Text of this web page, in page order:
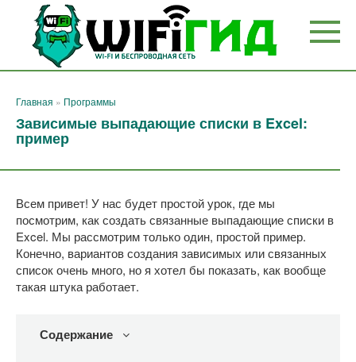
Перейти
контенту
Главная » Программы
Зависимые выпадающие списки в Excel:
пример
Всем привет! У нас будет простой урок, где мы
посмотрим, как создать связанные выпадающие списки в
Excel. Мы рассмотрим только один, простой пример.
Конечно, вариантов создания зависимых или связанных
список очень много, но я хотел бы показать, как вообще
такая штука работает.
Содержание